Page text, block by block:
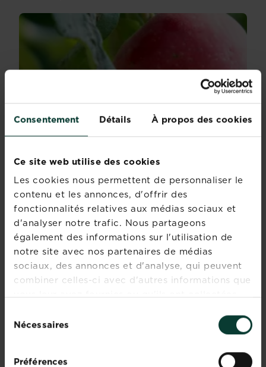
Consentement Détails À propos des cookies
Ce site web utilise des cookies
Les cookies nous permettent de personnaliser le
contenu et les annonces, d'offrir des
fonctionnalités relatives aux médias sociaux et
d'analyser notre trafic. Nous partageons
également des informations sur l'utilisation de
notre site avec nos partenaires de médias
sociaux, des annonces et d'analyse, qui peuvent
combiner celles-ci avec d'autres informations que
vous leur avez fournies ou qu'ils ont collectées
duNécessaires
Préférences
Tout savoir sur les arbres fruitiers colonnaires
Idéaux pour les petits jardins, les balcons ou les...
En savoir plussur Tout savoir sur les arbres fruitiers colonnaires